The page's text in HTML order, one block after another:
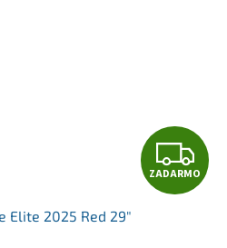
Z
A
ZADARMO
Elite 2025 Red 29"